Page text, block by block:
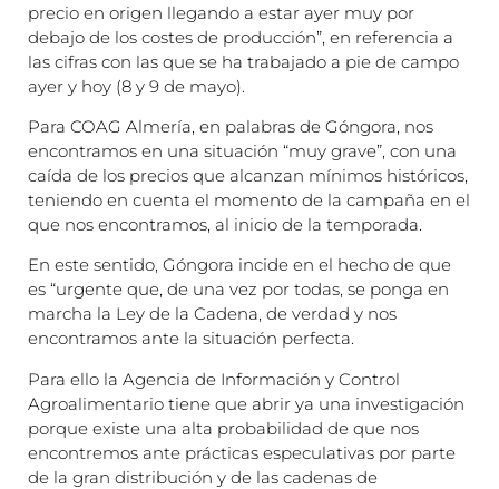
precio en origen llegando a estar ayer muy por
debajo de los costes de producción”, en referencia a
las cifras con las que se ha trabajado a pie de campo
ayer y hoy (8 y 9 de mayo).
Para COAG Almería, en palabras de Góngora, nos
encontramos en una situación “muy grave”, con una
caída de los precios que alcanzan mínimos históricos,
teniendo en cuenta el momento de la campaña en el
que nos encontramos, al inicio de la temporada.
En este sentido, Góngora incide en el hecho de que
es “urgente que, de una vez por todas, se ponga en
marcha la Ley de la Cadena, de verdad y nos
encontramos ante la situación perfecta.
Para ello la Agencia de Información y Control
Agroalimentario tiene que abrir ya una investigación
porque existe una alta probabilidad de que nos
encontremos ante prácticas especulativas por parte
de la gran distribución y de las cadenas de